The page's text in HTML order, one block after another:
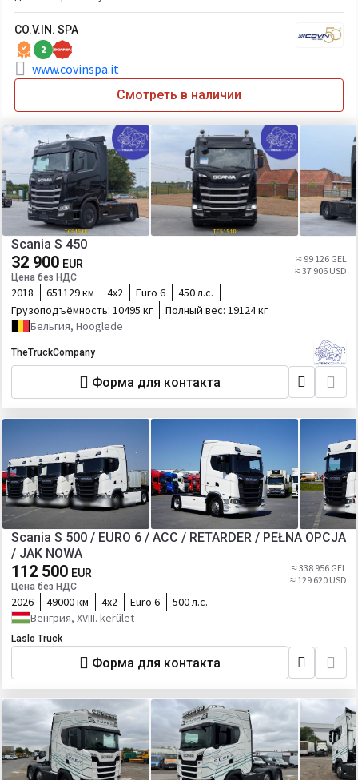
CO.V.IN. SPA
2
www.covinspa.it
Смотреть в наличии
Scania S 450
32 900 EUR
Цена без НДС
≈ 99 126 GEL
≈ 37 906 USD
2018 651129 км 4х2 Euro 6
450 л.с.
Грузоподъёмность: 10495 кг Полный вес: 19124 кг
Бельгия, Hooglede
TheTruckCompany
Форма для контакта
Scania S 500 / EURO 6 / ACC / RETARDER / PEŁNA OPCJA
/ JAK NOWA
112 500 EUR
Цена без НДС
≈ 338 956 GEL
≈ 129 620 USD
2026 49000 км 4х2 Euro 6
500 л.с.
Венгрия, XVIII. kerület
Laslo Truck
Форма для контакта